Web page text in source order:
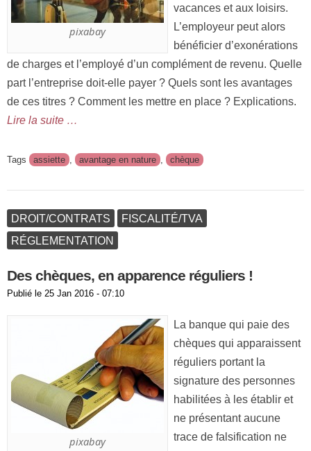
pixabay
vacances et aux loisirs.
L’employeur peut alors
bénéficier d’exonérations
de charges et l’employé d’un complément de revenu. Quelle
part l’entreprise doit-elle payer ? Quels sont les avantages
de ces titres ? Comment les mettre en place ? Explications.
Lire la suite …
Tags assiette avantage en nature chèque
DROIT/CONTRATS
FISCALITÉ/TVA
RÉGLEMENTATION
Des chèques, en apparence réguliers !
Publié le 25 Jan 2016 - 07:10
pixabay
La banque qui paie des
chèques qui apparaissent
réguliers portant la
signature des personnes
habilitées à les établir et
ne présentant aucune
trace de falsification ne